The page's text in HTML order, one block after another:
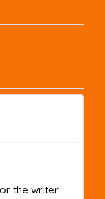
the writer